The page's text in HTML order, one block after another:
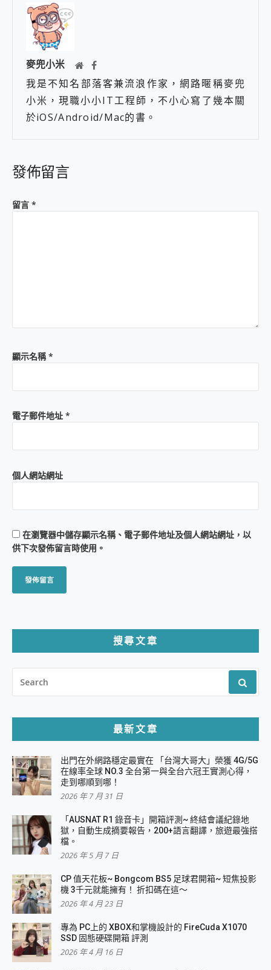
麥兜小米
我是不知名部落客兼流浪作家，網路暱稱麥兜
小米，現職小小IT工程師，不小心寫了幾本關
於iOS/Android/Mac的書。
發佈留言
留言 *
顯示名稱*
電子郵件地址 *
個人網站網址
在瀏覽器中儲存顯示名稱、電子郵件地址及個人網站網址，以
供下次發佈留言時使用。
搜尋文章
FOR:
最新文章
出門在外網路穩定最實在 「台灣大哥大」榮獲 4G/5G
在線率全球 NO.3 全台第一與全台六冠王實測心得，
走到哪順到哪！
2026 年 7 月 31 日
「AUSNAT R1 錄音卡」開箱評測~ 終結會議紀錄地
獄，自動生成摘要報告，200+語言翻譯，旅遊最強搭
檔。
2026 年 5 月 7 日
CP 值天花板~ Bongcom BS5 足球君開箱~ 短焦投影
機 3千元就能擁有！ 折扣碼在這～
2026 年 4 月 23 日
專為 PC上的 XBOX和掌機設計的 FireCuda X1070
SSD 固態硬碟開箱 評測
2026 年 4 月 16 日